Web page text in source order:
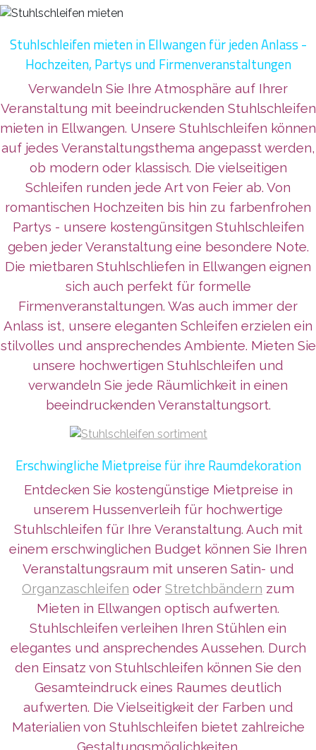
Stuhlschleifen mieten in Ellwangen für jeden Anlass -
Hochzeiten, Partys und Firmenveranstaltungen
Verwandeln Sie Ihre Atmosphäre auf Ihrer
Veranstaltung mit beeindruckenden Stuhlschleifen
mieten in Ellwangen. Unsere Stuhlschleifen können
auf jedes Veranstaltungsthema angepasst werden,
ob modern oder klassisch. Die vielseitigen
Schleifen runden jede Art von Feier ab. Von
romantischen Hochzeiten bis hin zu farbenfrohen
Partys - unsere kostengünsitgen Stuhlschleifen
geben jeder Veranstaltung eine besondere Note.
Die mietbaren Stuhlschliefen in Ellwangen eignen
sich auch perfekt für formelle
Firmenveranstaltungen. Was auch immer der
Anlass ist, unsere eleganten Schleifen erzielen ein
stilvolles und ansprechendes Ambiente. Mieten Sie
unsere hochwertigen Stuhlschleifen und
verwandeln Sie jede Räumlichkeit in einen
beeindruckenden Veranstaltungsort.
Erschwingliche Mietpreise für ihre Raumdekoration
Entdecken Sie kostengünstige Mietpreise in
unserem Hussenverleih für hochwertige
Stuhlschleifen für Ihre Veranstaltung. Auch mit
einem erschwinglichen Budget können Sie Ihren
Veranstaltungsraum mit unseren Satin- und
Organzaschleifen oder Stretchbändern zum
Mieten in Ellwangen optisch aufwerten.
Stuhlschleifen verleihen Ihren Stühlen ein
elegantes und ansprechendes Aussehen. Durch
den Einsatz von Stuhlschleifen können Sie den
Gesamteindruck eines Raumes deutlich
aufwerten. Die Vielseitigkeit der Farben und
Materialien von Stuhlschleifen bietet zahlreiche
Gestaltungsmöglichkeiten.